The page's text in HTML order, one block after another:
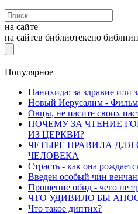
на сайте
на сайтев библиотекепо библии
Популярное
Панихида: за здравие или
Новый Иерусалим -
Овцы, не пасите своих
ПОЧЕМУ ЗА ЧТЕНИЕ
ИЗ ЦЕРКВИ?
ЧЕТЫРЕ ПРАВИЛА
ЧЕЛОВЕКА
Страсть - как она
Введен особый чин
Прощение обид - чего не
ЧТО УДИВИЛО БЫ
Что такое диптих?